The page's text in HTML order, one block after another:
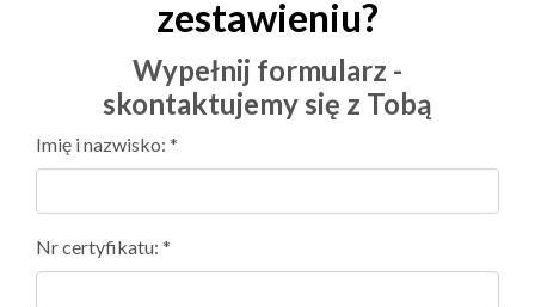
zestawieniu?
Wypełnij formularz -
skontaktujemy się z Tobą
Imię i nazwisko: *
Nr certyfikatu: *